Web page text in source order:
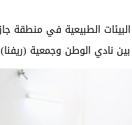
البيئات الطبيعية في
نادي الوطن وجمعية